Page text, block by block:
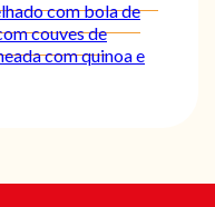
com bola de
couves de
com quinoa e